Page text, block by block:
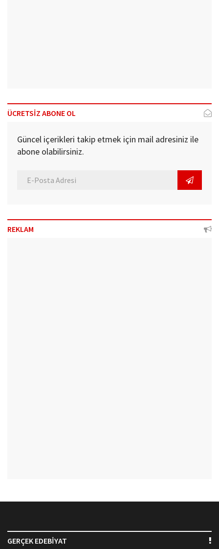
ÜCRETSİZ ABONE OL
Güncel içerikleri takip etmek için mail adresiniz ile
abone olabilirsiniz.
REKLAM
GERÇEK EDEBİYAT